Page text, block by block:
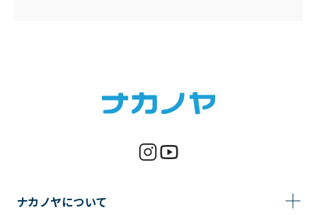
ナカノヤについて